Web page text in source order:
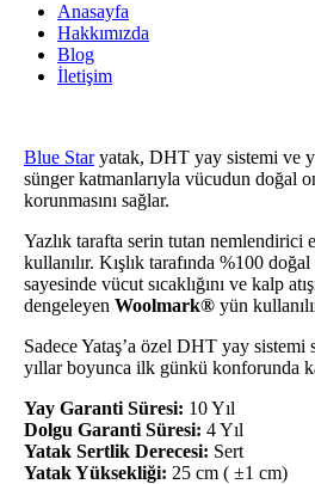
Anasayfa
Hakkımızda
Blog
İletişim
Blue Staryatak, DHT yay sistemi ve
sünger katmanlarıyla vücudun doğal
korunmasını sağlar.
Yazlık tarafta serin tutan nemlendirici
kullanılır. Kışlık tarafında %100 doğal
sayesinde vücut sıcaklığını ve kalp
dengeleyen Woolmark® yün
Sadece Yataş’a özel DHT yay sistemi
yıllar boyunca ilk günkü konforunda
Yay Garanti Süresi: 10 Yıl
Dolgu Garanti Süresi: 4 Yıl
Yatak Sertlik Derecesi: Sert
Yatak Yüksekliği: 25 cm ( ±1 cm)